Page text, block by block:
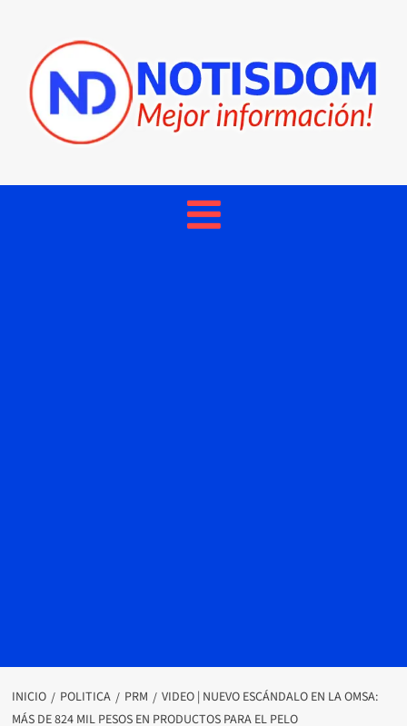
INICIO POLITICA PRM
VIDEO | NUEVO ESCÁNDALO EN LA OMSA:
MÁS DE 824 MIL PESOS EN PRODUCTOS PARA EL PELO